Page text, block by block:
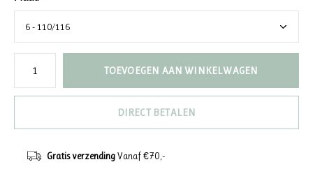
TOEVOEGEN AAN WINKELWAGEN
DIRECT BETALEN
Gratis verzendingVanaf €70,-